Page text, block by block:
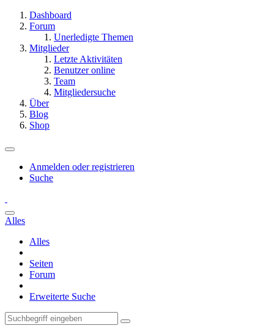
Dashboard
Forum
Unerledigte Themen
Mitglieder
Letzte Aktivitäten
Benutzer online
Team
Mitgliedersuche
Über
Blog
Shop
Anmelden oder registrieren
Suche
Alles
Alles
Seiten
Forum
Erweiterte Suche